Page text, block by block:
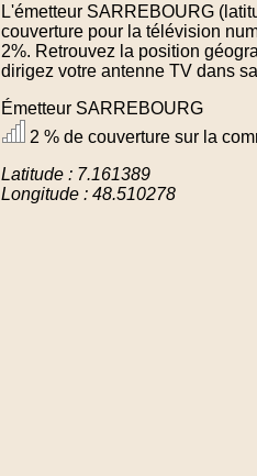
L'émetteur SARREBOURG
couverture pour la télévision
2%. Retrouvez la position
dirigez votre antenne TV dans
Émetteur SARREBOURG
2 % de couverture sur la
Latitude : 7.161389
Longitude : 48.510278